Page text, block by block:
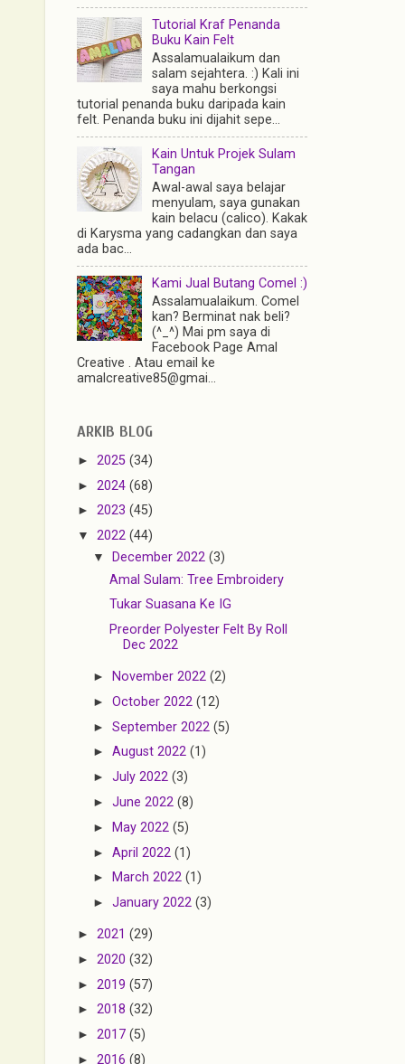
Tutorial Kraf Penanda
Buku Kain Felt
Assalamualaikum dan
salam sejahtera. :) Kali ini
saya mahu berkongsi
tutorial penanda buku daripada kain
felt. Penanda buku ini dijahit sepe...
Kain Untuk Projek Sulam
Tangan
Awal-awal saya belajar
menyulam, saya gunakan
kain belacu (calico). Kakak
di Karysma yang cadangkan dan saya
ada bac...
Kami Jual Butang Comel :)
Assalamualaikum. Comel
kan? Berminat nak beli?
(^_^) Mai pm saya di
Facebook Page Amal
Creative . Atau email ke
amalcreative85@gmai...
ARKIB BLOG
► 2025 (34)
► 2024 (68)
► 2023 (45)
▼ 2022 (44)
▼ December 2022(3)
Amal Sulam: Tree Embroidery
Tukar Suasana Ke IG
Preorder Polyester Felt By Roll
Dec 2022
► November 2022(2)
►October 2022(12)
►September 2022(5)
►August 2022(1)
►July 2022(3)
►June 2022(8)
► May 2022(5)
►April 2022(1)
► March 2022(1)
►January 2022(3)
► 2021 (29)
► 2020 (32)
► 2019 (57)
► 2018 (32)
► 2017 (5)
► 2016 (8)